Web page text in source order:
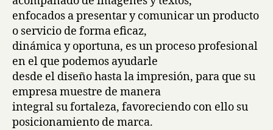
enfocados a presentar y comunicar un producto
o servicio de forma eficaz,
dinámica y oportuna, es un proceso profesional
en el que podemos ayudarle
desde el diseño hasta la impresión, para que su
empresa muestre de manera
integral su fortaleza, favoreciendo con ello su
posicionamiento de marca.